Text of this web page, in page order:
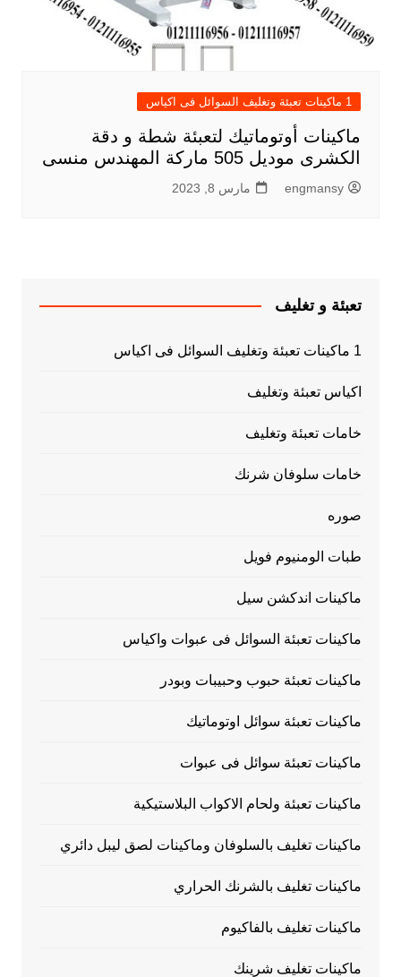
1 ماكينات تعبئة وتغليف السوائل فى اكياس
ماكينات أوتوماتيك لتعبئة شطة و دقة
الكشرى موديل 505 ماركة المهندس منسى
engmansy مارس 8, 2023
تعبئة و تغليف
1 ماكينات تعبئة وتغليف السوائل فى اكياس
اكياس تعبئة وتغليف
خامات تعبئة وتغليف
خامات سلوفان شرنك
صوره
طبات الومنيوم فويل
ماكينات اندكشن سيل
ماكينات تعبئة السوائل فى عبوات واكياس
ماكينات تعبئة حبوب وحبيبات وبودر
ماكينات تعبئة سوائل اوتوماتيك
ماكينات تعبئة سوائل فى عبوات
ماكينات تعبئة ولحام الاكواب البلاستيكية
ماكينات تغليف بالسلوفان وماكينات لصق ليبل دائري
ماكينات تغليف بالشرنك الحراري
ماكينات تغليف بالفاكيوم
ماكينات تغليف شرينك